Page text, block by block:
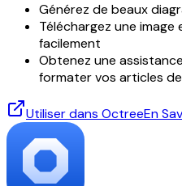
Générez de beaux
Téléchargez une
facilement
Obtenez une
formater vos articles
Utiliser dans OctreeEn